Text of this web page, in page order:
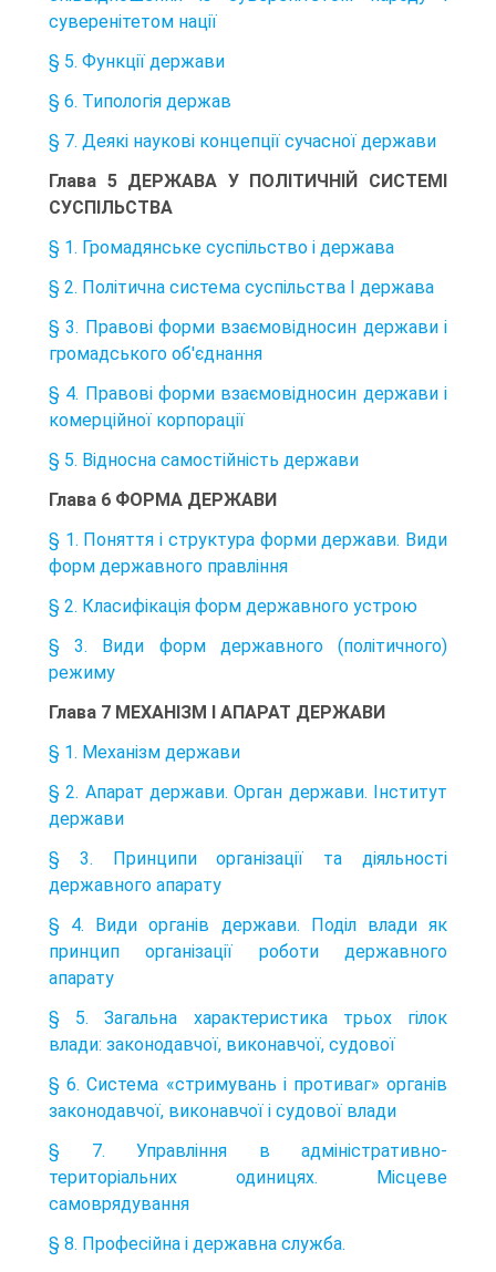
суверенітетом нації
§ 5. Функції держави
§ 6. Типологія держав
§ 7. Деякі наукові концепції сучасної держави
Глава 5 ДЕРЖАВА У ПОЛІТИЧНІЙ СИСТЕМІ
СУСПІЛЬСТВА
§ 1. Громадянське суспільство і держава
§ 2. Політична система суспільства І держава
§ 3. Правові форми взаємовідносин держави і
громадського об'єднання
§ 4. Правові форми взаємовідносин держави і
комерційної корпорації
§ 5. Відносна самостійність держави
Глава 6 ФОРМА ДЕРЖАВИ
§ 1. Поняття і структура форми держави. Види
форм державного правління
§ 2. Класифікація форм державного устрою
§ 3. Види форм державного (політичного)
режиму
Глава 7 МЕХАНІЗМ І АПАРАТ ДЕРЖАВИ
§ 1. Механізм держави
§ 2. Апарат держави. Орган держави. Інститут
держави
§ 3. Принципи організації та діяльності
державного апарату
§ 4. Види органів держави. Поділ влади як
принцип організації роботи державного
апарату
§ 5. Загальна характеристика трьох гілок
влади: законодавчої, виконавчої, судової
§ 6. Система «стримувань і противаг» органів
законодавчої, виконавчої і судової влади
§ 7. Управління в адміністративно-
територіальних одиницях. Місцеве
самоврядування
§ 8. Професійна і державна служба.